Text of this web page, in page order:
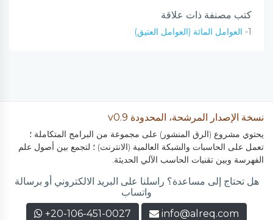
كتب مصنفة ذات علاقة
1- العوامل المائة (العوامل العتيق)
نسخة الإصدار المرشحة، المحدودة v0.9
يحتوي مشروع (الرق المنشور) على مجموعة من البرامج المتكاملة ؛
تعمل على الحاسبات والشبكة العالمية (الانترنت) ؛ لتجمع بين أصول علم
الفهرسة وبين تقنيات الحاسب الآلي الحديثة.
هل تحتاج إلى مساعدة؟ راسلنا على البريد الالكتروني أو برسالة
واتساب
info@alreq.com
+20-106-451-0027